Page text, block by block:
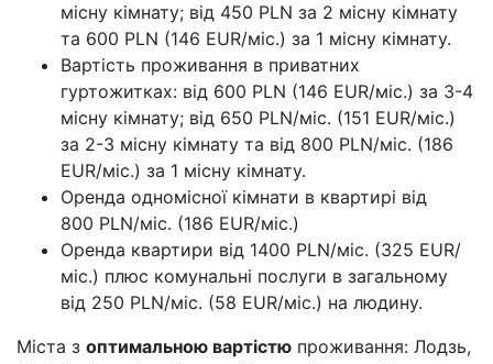
місну кімнату; від 450 PLN за 2 місну кімнату
та 600 PLN (146 EUR/міс.) за 1 місну кімнату.
Вартість проживання в приватних
гуртожитках: від 600 PLN (146 EUR/міс.) за 3-4
місну кімнату; від 650 PLN/міс. (151 EUR/міс.)
за 2-3 місну кімнату та від 800 PLN/міс. (186
EUR/міс.) за 1 місну кімнату.
Оренда одномісної кімнати в квартирі від
800 PLN/міс. (186 EUR/міс.)
Оренда квартири від 1400 PLN/міс. (325 EUR/
міс.) плюс комунальні послуги в загальному
від 250 PLN/міс. (58 EUR/міс.) на людину.
Міста з оптимальною вартістю проживання: Лодзь,